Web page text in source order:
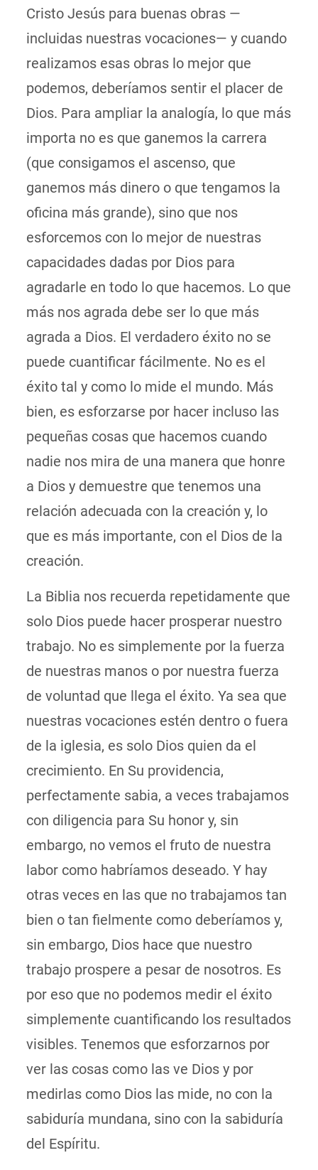
Cristo Jesús para buenas obras —
incluidas nuestras vocaciones— y cuando
realizamos esas obras lo mejor que
podemos, deberíamos sentir el placer de
Dios. Para ampliar la analogía, lo que más
importa no es que ganemos la carrera
(que consigamos el ascenso, que
ganemos más dinero o que tengamos la
oficina más grande), sino que nos
esforcemos con lo mejor de nuestras
capacidades dadas por Dios para
agradarle en todo lo que hacemos. Lo que
más nos agrada debe ser lo que más
agrada a Dios. El verdadero éxito no se
puede cuantificar fácilmente. No es el
éxito tal y como lo mide el mundo. Más
bien, es esforzarse por hacer incluso las
pequeñas cosas que hacemos cuando
nadie nos mira de una manera que honre
a Dios y demuestre que tenemos una
relación adecuada con la creación y, lo
que es más importante, con el Dios de la
creación.
La Biblia nos recuerda repetidamente que
solo Dios puede hacer prosperar nuestro
trabajo. No es simplemente por la fuerza
de nuestras manos o por nuestra fuerza
de voluntad que llega el éxito. Ya sea que
nuestras vocaciones estén dentro o fuera
de la iglesia, es solo Dios quien da el
crecimiento. En Su providencia,
perfectamente sabia, a veces trabajamos
con diligencia para Su honor y, sin
embargo, no vemos el fruto de nuestra
labor como habríamos deseado. Y hay
otras veces en las que no trabajamos tan
bien o tan fielmente como deberíamos y,
sin embargo, Dios hace que nuestro
trabajo prospere a pesar de nosotros. Es
por eso que no podemos medir el éxito
simplemente cuantificando los resultados
visibles. Tenemos que esforzarnos por
ver las cosas como las ve Dios y por
medirlas como Dios las mide, no con la
sabiduría mundana, sino con la sabiduría
del Espíritu.